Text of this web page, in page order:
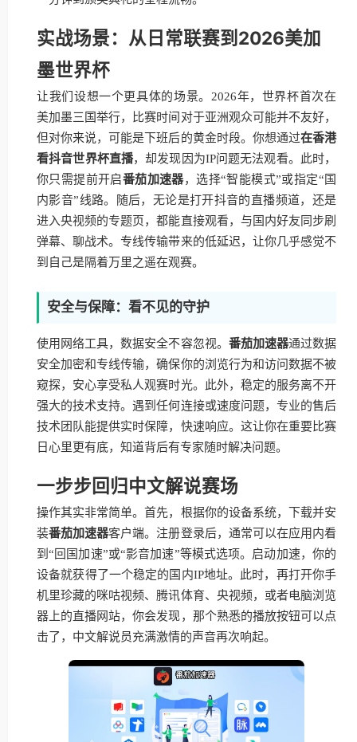
实战场景：从日常联赛到2026美加
墨世界杯
让我们设想一个更具体的场景。2026年，世界杯首次在
美加墨三国举行，比赛时间对于亚洲观众可能并不友好，
但对你来说，可能是下班后的黄金时段。你想通过在香港
看抖音世界杯直播，却发现因为IP问题无法观看。此时，
你只需提前开启番茄加速器，选择“智能模式”或指定“国
内影音”线路。随后，无论是打开抖音的直播频道，还是
进入央视频的专题页，都能直接观看，与国内好友同步刷
弹幕、聊战术。专线传输带来的低延迟，让你几乎感觉不
到自己是隔着万里之遥在观赛。
安全与保障：看不见的守护
使用网络工具，数据安全不容忽视。 番茄加速器通过数据
安全加密和专线传输，确保你的浏览行为和访问数据不被
窥探，安心享受私人观赛时光。此外，稳定的服务离不开
强大的技术支持。遇到任何连接或速度问题，专业的售后
技术团队能提供实时保障，快速响应。这让你在重要比赛
日心里更有底，知道背后有专家随时解决问题。
一步步回归中文解说赛场
操作其实非常简单。首先，根据你的设备系统，下载并安
装番茄加速器客户端。注册登录后，通常可以在应用内看
到“回国加速”或“影音加速”等模式选项。启动加速，你的
设备就获得了一个稳定的国内IP地址。此时，再打开你手
机里珍藏的咪咕视频、腾讯体育、央视频，或者电脑浏览
器上的直播网站，你会发现，那个熟悉的播放按钮可以点
击了，中文解说员充满激情的声音再次响起。